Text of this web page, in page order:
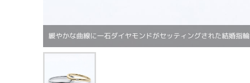
緩やかな曲線に一石ダイヤモンドがセッティングされた結婚指輪